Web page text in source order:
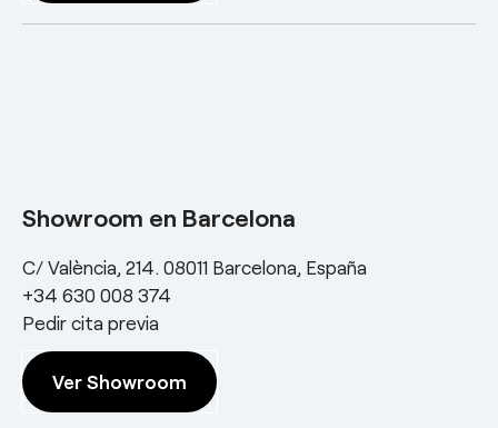
Showroom en Barcelona
C/ València, 214. 08011 Barcelona, España
+34 630 008 374
Pedir cita previa
Ver Showroom